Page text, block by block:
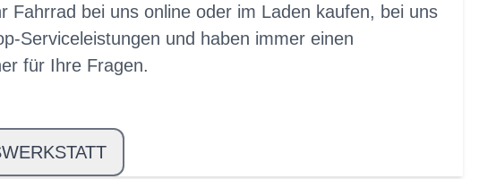
Fahrrad bei uns online oder im Laden kaufen, bei uns
Serviceleistungen und haben immer einen
für Ihre Fragen.